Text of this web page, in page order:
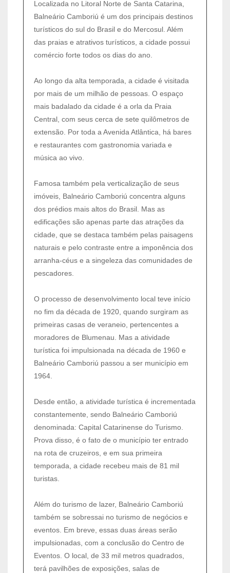
Localizada no Litoral Norte de Santa Catarina,
Balneário Camboriú é um dos principais destinos
turísticos do sul do Brasil e do Mercosul. Além
das praias e atrativos turísticos, a cidade possui
comércio forte todos os dias do ano.
Ao longo da alta temporada, a cidade é visitada
por mais de um milhão de pessoas. O espaço
mais badalado da cidade é a orla da Praia
Central, com seus cerca de sete quilômetros de
extensão. Por toda a Avenida Atlântica, há bares
e restaurantes com gastronomia variada e
música ao vivo.
Famosa também pela verticalização de seus
imóveis, Balneário Camboriú concentra alguns
dos prédios mais altos do Brasil. Mas as
edificações são apenas parte das atrações da
cidade, que se destaca também pelas paisagens
naturais e pelo contraste entre a imponência dos
arranha-céus e a singeleza das comunidades de
pescadores.
O processo de desenvolvimento local teve início
no fim da década de 1920, quando surgiram as
primeiras casas de veraneio, pertencentes a
moradores de Blumenau. Mas a atividade
turística foi impulsionada na década de 1960 e
Balneário Camboriú passou a ser município em
1964.
Desde então, a atividade turística é incrementada
constantemente, sendo Balneário Camboriú
denominada: Capital Catarinense do Turismo.
Prova disso, é o fato de o município ter entrado
na rota de cruzeiros, e em sua primeira
temporada, a cidade recebeu mais de 81 mil
turistas.
Além do turismo de lazer, Balneário Camboriú
também se sobressai no turismo de negócios e
eventos. Em breve, essas duas áreas serão
impulsionadas, com a conclusão do Centro de
Eventos. O local, de 33 mil metros quadrados,
terá pavilhões de exposições, salas de